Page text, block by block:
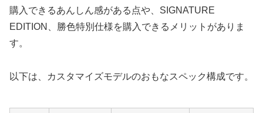
購入できるあんしん感がある点や、SIGNATURE
EDITION、勝色特別仕様を購入できるメリットがありま
す。
以下は、カスタマイズモデルのおもなスペック構成です。